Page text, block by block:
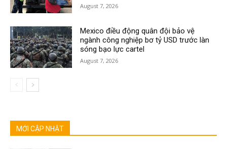
August 7, 2026
Mexico điều động quân đội bảo vệ
ngành công nghiệp bơ tỷ USD trước làn
sóng bạo lực cartel
August 7, 2026
MỚI CẬP NHẬT